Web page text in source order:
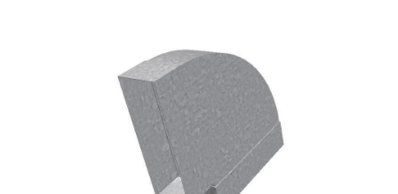
ZVLHČOVAČE VZDUCHU PRŮMYSLOVÉ